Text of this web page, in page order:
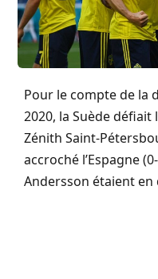
Pour le compte de la
2020, la Suède défiait
Zénith Saint-
accroché l’Espagne
Andersson étaient en